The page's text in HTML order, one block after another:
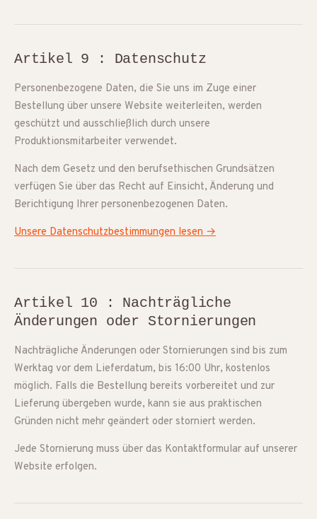
Artikel 9 : Datenschutz
Personenbezogene Daten, die Sie uns im Zuge einer
Bestellung über unsere Website weiterleiten, werden
geschützt und ausschließlich durch unsere
Produktionsmitarbeiter verwendet.
Nach dem Gesetz und den berufsethischen Grundsätzen
verfügen Sie über das Recht auf Einsicht, Änderung und
Berichtigung Ihrer personenbezogenen Daten.
Unsere Datenschutzbestimmungen lesen →
Artikel 10 : Nachträgliche
Änderungen oder Stornierungen
Nachträgliche Änderungen oder Stornierungen sind bis zum
Werktag vor dem Lieferdatum, bis 16:00 Uhr, kostenlos
möglich. Falls die Bestellung bereits vorbereitet und zur
Lieferung übergeben wurde, kann sie aus praktischen
Gründen nicht mehr geändert oder storniert werden.
Jede Stornierung muss über das Kontaktformular auf unserer
Website erfolgen.